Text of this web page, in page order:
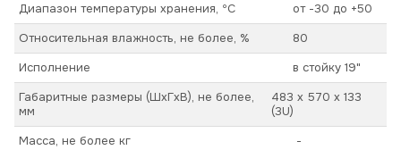
Диапазон температуры хранения, ºС
от -30 до +50
Относительная влажность, не более, %
80
Исполнение
в стойку 19"
Габаритные размеры (ШхГхВ), не более,
мм
483 x 570 x 133
(3U)
Масса, не более кг
-